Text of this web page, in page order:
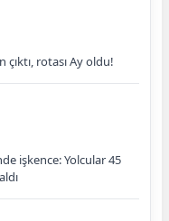
rotası Ay oldu!
işkence: Yolcular 45